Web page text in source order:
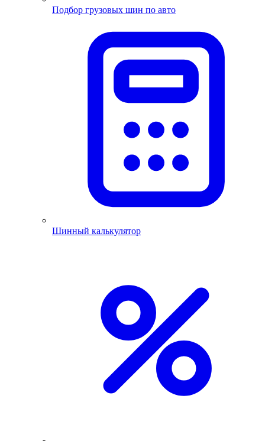
Подбор грузовых шин по авто
Шинный калькулятор